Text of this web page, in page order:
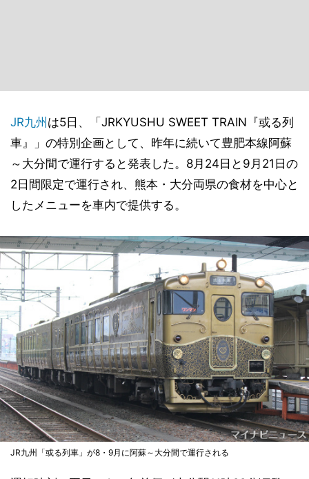
JR九州 は5日、「JRKYUSHU SWEET TRAIN『或る列
車』」の特別企画として、昨年に続いて豊肥本線阿蘇
～大分間で運行すると発表した。8月24日と9月21日の
2日間限定で運行され、熊本・大分両県の食材を中心と
したメニューを車内で提供する。
JR九州「或る列車」が8・9月に阿蘇～大分間で運行される